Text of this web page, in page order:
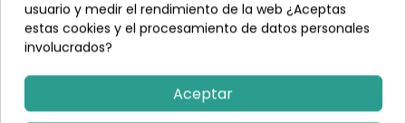
Fuera de stock
usuario y medir el rendimiento de la web ¿Aceptas
estas cookies y el procesamiento de datos personales
involucrados?
Aceptar